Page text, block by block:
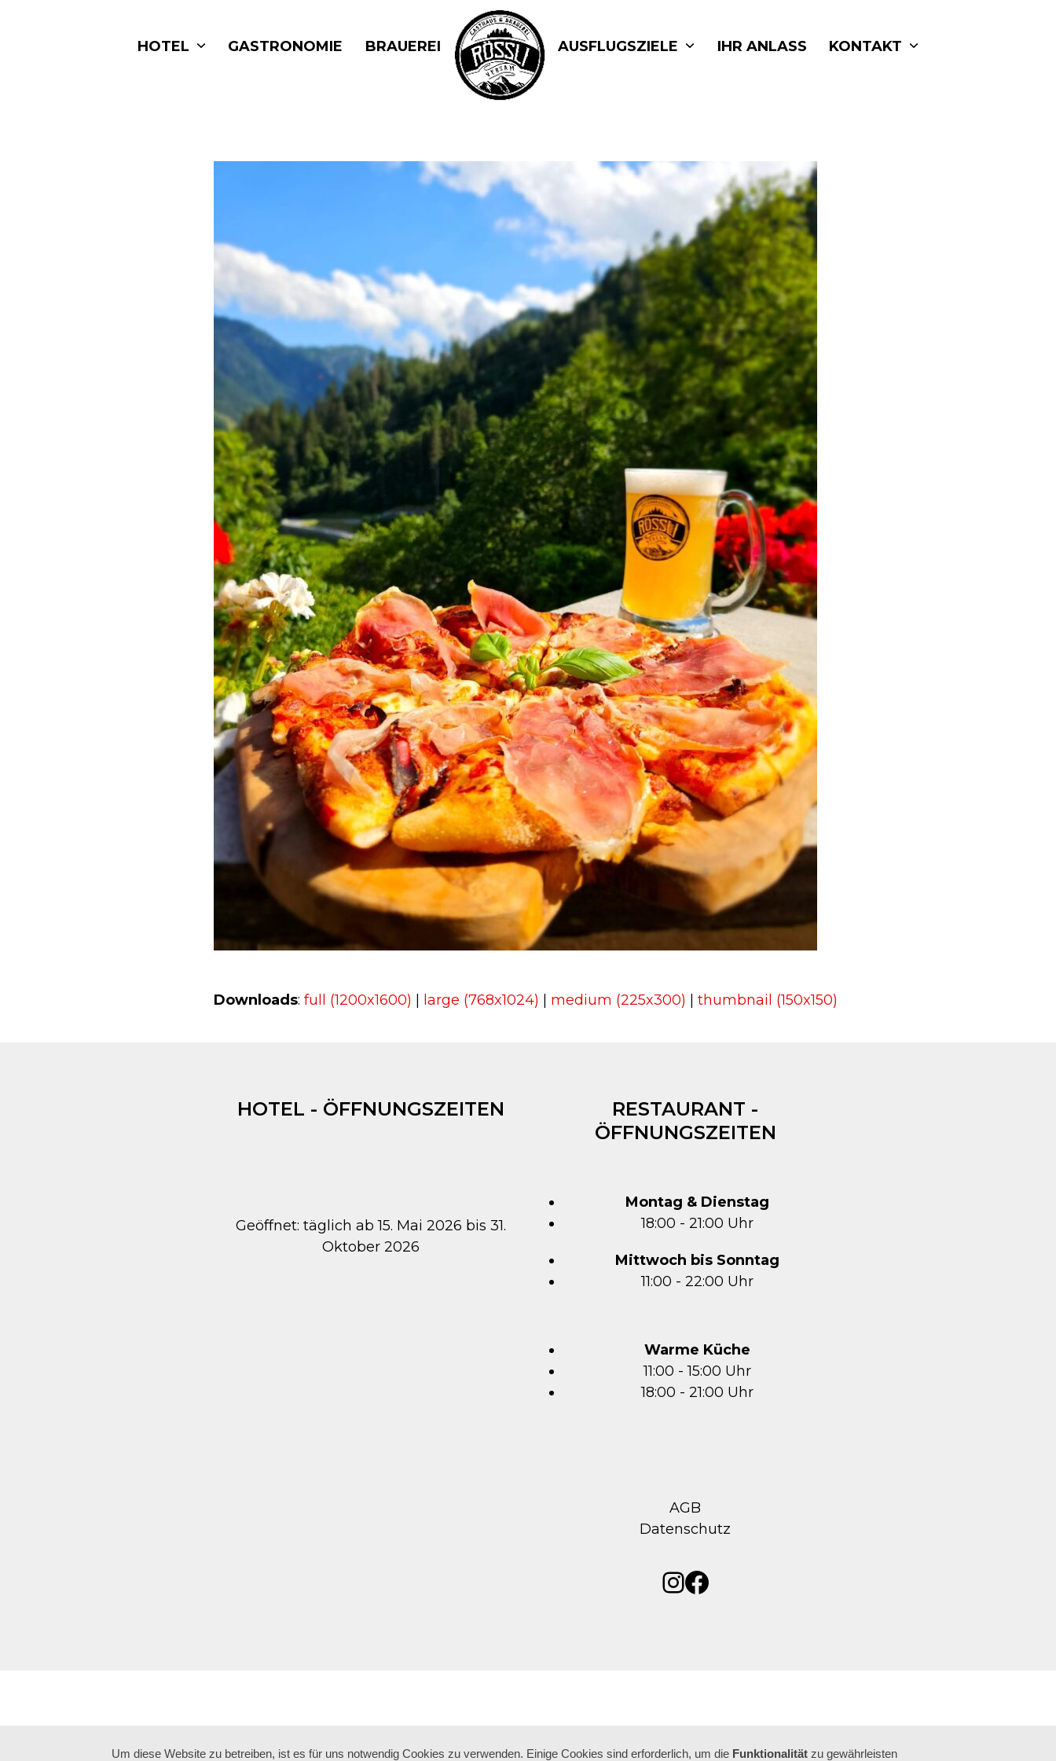
HOTEL GASTRONOMIE BRAUEREI AUSFLUGSZIELE IHR ANLASS KONTAKT
Downloads: full (1200x1600) large (768x1024) medium (225x300) thumbnail (150x150)
HOTEL - ÖFFNUNGSZEITEN
Geöffnet: täglich ab 15. Mai 2026 bis 31.
Oktober 2026
RESTAURANT -
ÖFFNUNGSZEITEN
Montag & Dienstag
18:00 - 21:00 Uhr
Mittwoch bis Sonntag
11:00 - 22:00 Uhr
Warme Küche
11:00 - 15:00 Uhr
18:00 - 21:00 Uhr
AGB
Datenschutz
Instagram
Facebook
Um diese Website zu betreiben, ist es für uns notwendig Cookies zu verwenden. Einige Cookies sind erforderlich, um die Funktionalitätzu gewährleisten